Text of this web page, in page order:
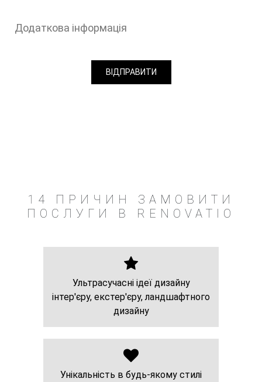
14 ПРИЧИН ЗАМОВИТИ
ПОСЛУГИ В RENOVATIO
Ультрасучасні ідеї дизайну
інтер'єру, екстер'єру, ландшафтного
дизайну
Унікальність в будь-якому стилі